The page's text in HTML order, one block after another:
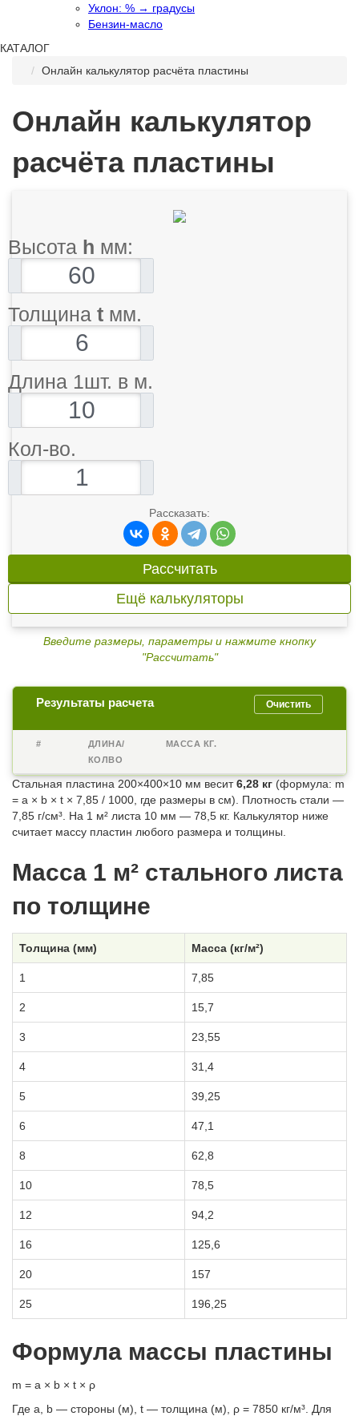
Уклон: % → градусы
Бензин-масло
КАТАЛОГ
Онлайн калькулятор расчёта пластины
Онлайн калькулятор
расчёта пластины
Высота h мм:
Толщина t мм.
Длина 1шт. в м.
Кол-во.
Рассказать:
Рассчитать
Ещё калькуляторы
Введите размеры, параметры и нажмите кнопку
"Рассчитать"
Результаты расчета Очистить
#
ДЛИНА/
КОЛВО
МАССА КГ.
Стальная пластина 200×400×10 мм весит6,28 кг (формула: m
= a × b × t × 7,85 / 1000, где размеры в см). Плотность стали —
7,85 г/см³. На 1 м² листа 10 мм — 78,5 кг. Калькулятор ниже
считает массу пластин любого размера и толщины.
Масса 1 м² стального листа
по толщине
Толщина (мм) Масса (кг/м²)
1 7,85
2 15,7
3 23,55
4 31,4
5 39,25
6 47,1
8 62,8
10 78,5
12 94,2
16 125,6
20 157
25 196,25
Формула массы пластины
m = a × b × t × ρ
Где a, b — стороны (м), t — толщина (м), ρ = 7850 кг/м³. Для